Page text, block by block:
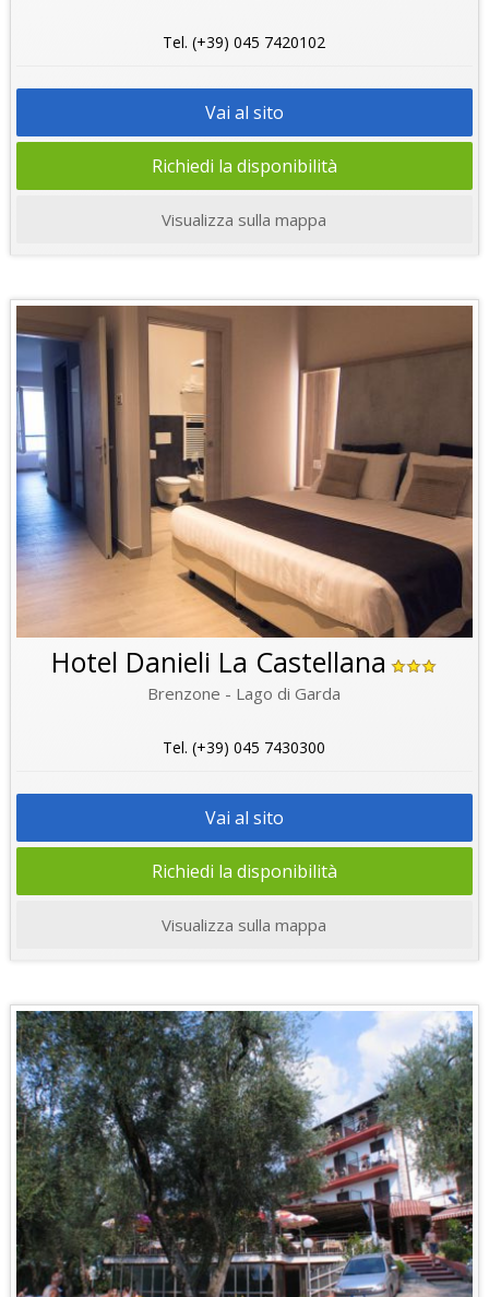
Tel. (+39) 045 7420102
Vai al sito
Richiedi la disponibilità
Visualizza sulla mappa
Hotel Danieli La Castellana
Brenzone - Lago di Garda
Tel. (+39) 045 7430300
Vai al sito
Richiedi la disponibilità
Visualizza sulla mappa